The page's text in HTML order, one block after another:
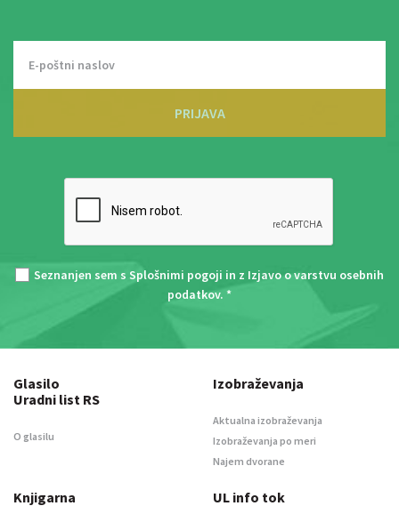
PRIJAVA
Seznanjen sem s Splošnimi pogoji in z Izjavo o varstvu osebnih
podatkov. *
Glasilo
Uradni list RS
O glasilu
Izobraževanja
Aktualna izobraževanja
Izobraževanja po meri
Najem dvorane
Knjigarna UL info tok